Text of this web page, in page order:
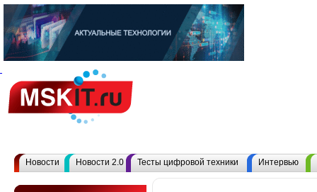
Новости Новости 2.0 Тесты цифровой техники Интервью